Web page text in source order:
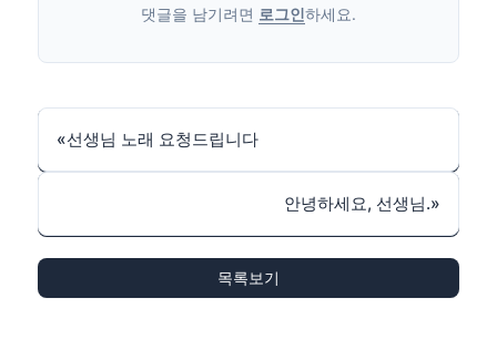
댓글을 남기려면 로그인하세요.
«선생님 노래 요청드립니다
안녕하세요, 선생님.»
목록보기